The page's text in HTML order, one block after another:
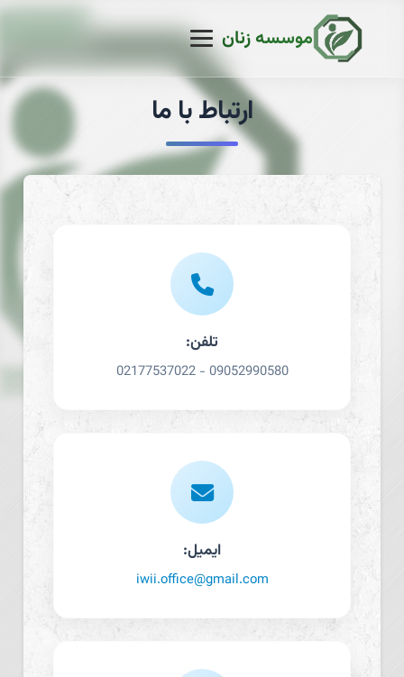
موسسه زنان
ارتباط با ما
تلفن:
02177537022 - 09052990580
ایمیل:
iwii.office@gmail.com